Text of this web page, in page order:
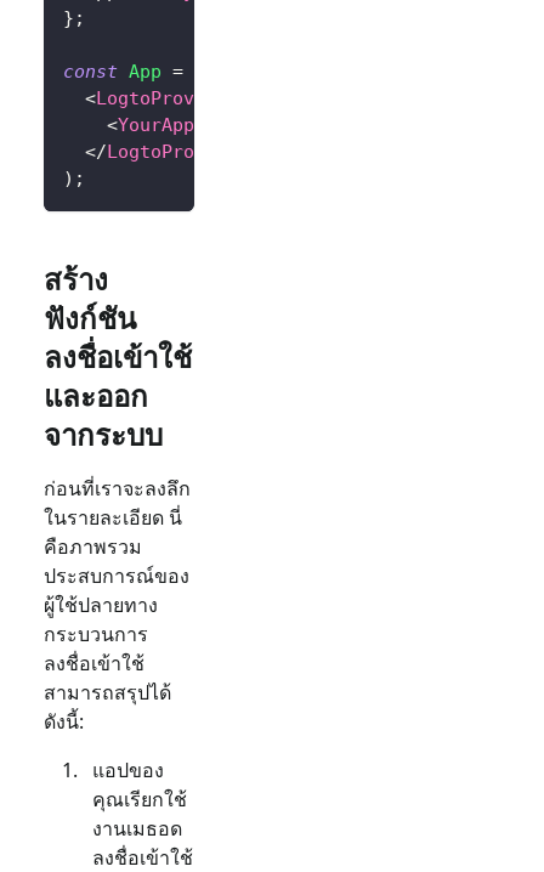
} ;
const App =
<LogtoProvider
<YourAppContent
</LogtoProvider
) ;
สร้าง
ฟังก์ชัน
ลงชื่อเข้าใช้
และออก
จากระบบ
ก่อนที่เราจะลงลึก
ในรายละเอียด นี่
คือภาพรวม
ประสบการณ์ของ
ผู้ใช้ปลายทาง
กระบวนการ
ลงชื่อเข้าใช้
สามารถสรุปได้
ดังนี้:
แอปของ
คุณเรียกใช้
งานเมธอด
ลงชื่อเข้าใช้